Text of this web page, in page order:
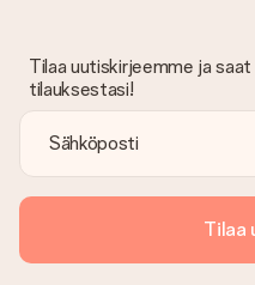
Tilaa uutiskirjeemme ja
tilauksestasi!
Tilaa